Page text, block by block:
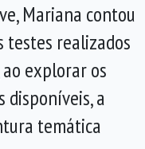
Mariana contou
testes realizados
explorar os
disponíveis, a
temática